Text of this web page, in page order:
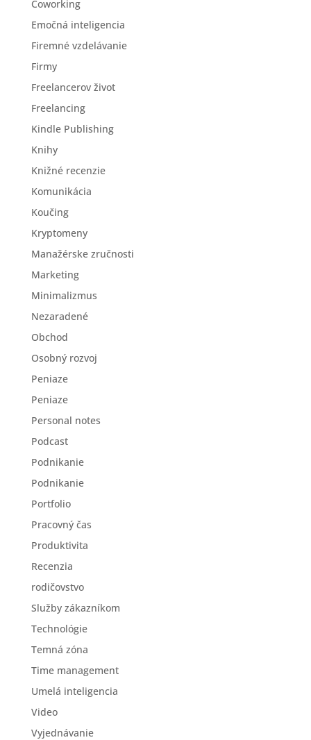
Coworking
Emočná inteligencia
Firemné vzdelávanie
Firmy
Freelancerov život
Freelancing
Kindle Publishing
Knihy
Knižné recenzie
Komunikácia
Koučing
Kryptomeny
Manažérske zručnosti
Marketing
Minimalizmus
Nezaradené
Obchod
Osobný rozvoj
Peniaze
Peniaze
Personal notes
Podcast
Podnikanie
Podnikanie
Portfolio
Pracovný čas
Produktivita
Recenzia
rodičovstvo
Služby zákazníkom
Technológie
Temná zóna
Time management
Umelá inteligencia
Video
Vyjednávanie